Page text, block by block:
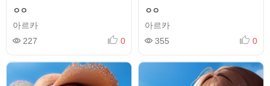
ㅇㅇ
아르카
227
0
ㅇㅇ
아르카
355
0